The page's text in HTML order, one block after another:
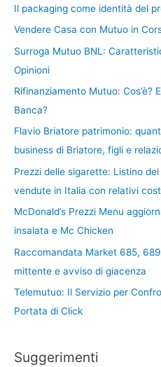
Il packaging come identità del
Vendere Casa con Mutuo in
Surroga Mutuo BNL:
Opinioni
Rifinanziamento Mutuo: Cos’è?
Banca?
Flavio Briatore patrimonio:
business di Briatore, figli e
Prezzi delle sigarette: Listino
vendute in Italia con relativi
McDonald’s Prezzi Menu
insalata e Mc Chicken
Raccomandata Market 685,
mittente e avviso di giacenza
Telemutuo: Il Servizio per
Portata di Click
Suggerimenti